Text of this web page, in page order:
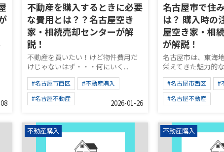
不動産を購入するときに必要
な費用とは？？名古屋空き
家・相続売却センターが解
説！
不動産を買いたい！けど物件費用だ
けじゃないはず・・・何にいく...
#名古屋市西区
#不動産購入
#名古屋不動産
2026-01-26
名古屋市で住
は？ 購入時の
屋空き家・相
が解説！
名古屋市は、東海
栄えてきた魅力的
#名古屋市西区
#
#名古屋不動産
不動産購入 不動産購入